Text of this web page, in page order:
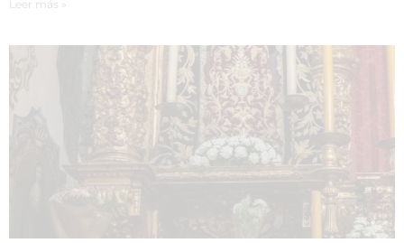
Leer más »